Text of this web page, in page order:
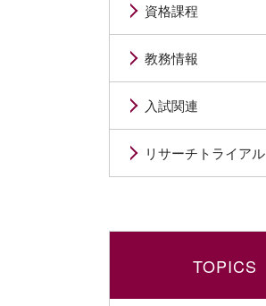
資格課程
教務情報
入試関連
リサーチトライアル
TOPICS